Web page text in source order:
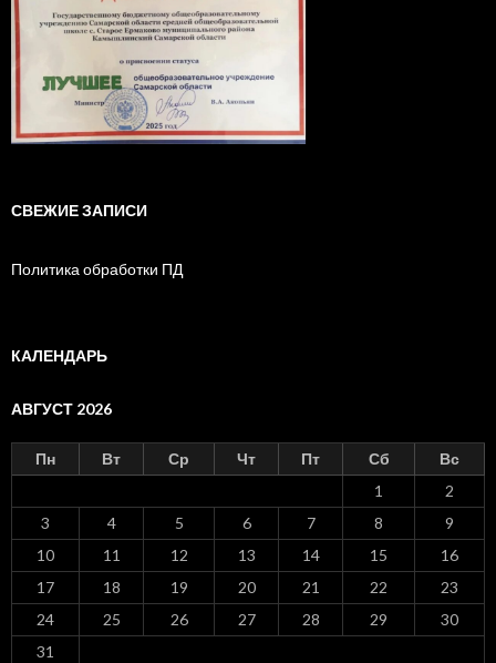
СВЕЖИЕ ЗАПИСИ
Политика обработки ПД
КАЛЕНДАРЬ
АВГУСТ 2026
Пн Вт Ср Чт Пт Сб
Вс
1
2
3
4 5 6 7 8
9
10
11 12 13 14 15
16
17
18 19 20 21 22
23
24
25 26 27 28 29
30
31